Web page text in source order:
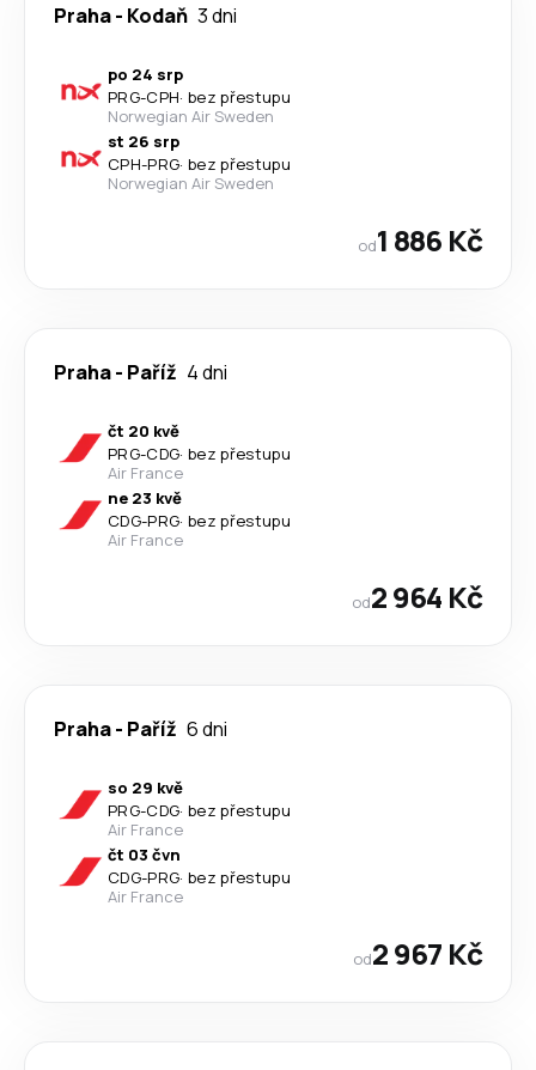
Praha- Kodaň 3 dni
po 24 srp
PRG-CPH· bez přestupu
Norwegian Air Sweden
st 26 srp
CPH-PRG· bez přestupu
Norwegian Air Sweden
od1 886 Kč
Praha- Paříž 4 dni
čt 20 kvě
PRG-CDG· bez přestupu
Air France
ne 23 kvě
CDG-PRG· bez přestupu
Air France
od2 964 Kč
Praha- Paříž 6 dni
so 29 kvě
PRG-CDG· bez přestupu
Air France
čt 03 čvn
CDG-PRG· bez přestupu
Air France
od2 967 Kč